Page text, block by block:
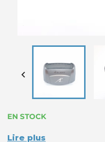

EN STOCK
Lire plus